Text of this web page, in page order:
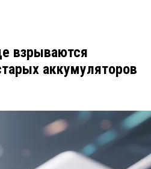
взрываются
аккумуляторов